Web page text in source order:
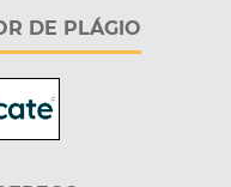
DE PLÁGIO